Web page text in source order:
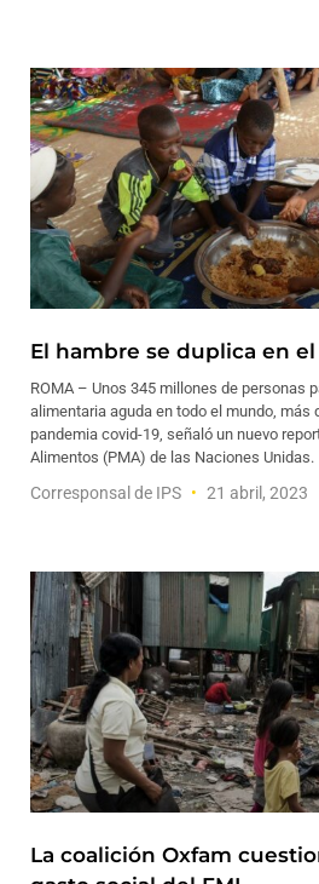
El hambre se duplica en
ROMA – Unos 345 millones de personas
alimentaria aguda en todo el mundo, más
pandemia covid-19, señaló un nuevo
Alimentos (PMA) de las Naciones Unidas.
Corresponsal de IPS 21 abril, 2023
La coalición Oxfam